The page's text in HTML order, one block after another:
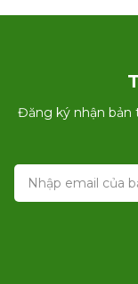
Đăng ký nhận bản